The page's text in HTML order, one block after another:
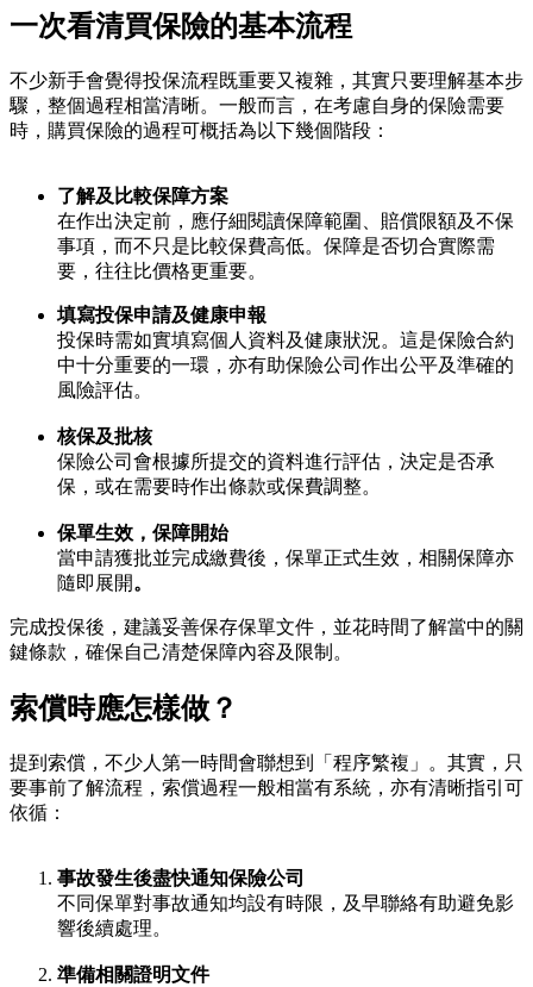
一次看清買保險的基本流程
不少新手會覺得投保流程既重要又複雜，其實只要理解基本步
驟，整個過程相當清晰。一般而言，在考慮自身的保險需要
時，購買保險的過程可概括為以下幾個階段：
了解及比較保障方案
在作出決定前，應仔細閱讀保障範圍、賠償限額及不保
事項，而不只是比較保費高低。保障是否切合實際需
要，往往比價格更重要。
填寫投保申請及健康申報
投保時需如實填寫個人資料及健康狀況。這是保險合約
中十分重要的一環，亦有助保險公司作出公平及準確的
風險評估。
核保及批核
保險公司會根據所提交的資料進行評估，決定是否承
保，或在需要時作出條款或保費調整。
保單生效，保障開始
當申請獲批並完成繳費後，保單正式生效，相關保障亦
隨即展開。
完成投保後，建議妥善保存保單文件，並花時間了解當中的關
鍵條款，確保自己清楚保障內容及限制。
索償時應怎樣做？
提到索償，不少人第一時間會聯想到「程序繁複」。其實，只
要事前了解流程，索償過程一般相當有系統，亦有清晰指引可
依循：
事故發生後盡快通知保險公司
不同保單對事故通知均設有時限，及早聯絡有助避免影
響後續處理。
準備相關證明文件